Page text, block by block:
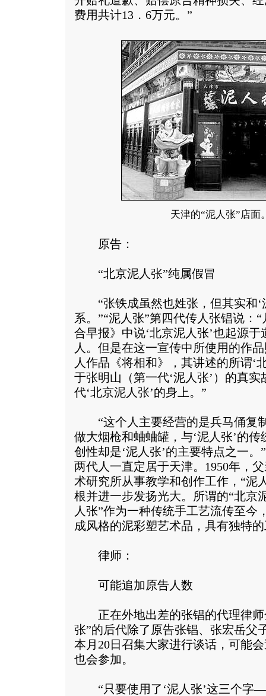
费用共计13．6万元。”
天津的“泥人张”店面
原告：
“北京泥人张”纯属假冒
“张铁成虽然也姓张，但其实和‘
系。”“泥人张”第四代传人张锠说：
合早报》中说‘北京泥人张’也起源
人。但是在这一宣传中所使用的作
人作品《将相和》，其讲述的所谓‘
于张明山（第一代‘泥人张’）的真
代‘北京泥人张’的身上。”
“这个人主要经营的是兵马俑复
做大烟枪和蛐蛐罐，与‘泥人张’的
创性却是‘泥人张’的主要特点之一。
两代人一直定居于天津。1950年，
术研究所从事教学和创作工作，“泥
根并进一步发扬光大。所谓的“北京
人张”作为一种传统手工艺流传至今
成风格的泥彩塑艺术品，具有独特
律师：
可能追加原告人数
正在外地出差的张锠的代理律师
张”的后代除了原告张锠、张宏岳父
本月20日召集大家进行谈话，可能
也会参加。
“只要使用了‘泥人张’这三个字